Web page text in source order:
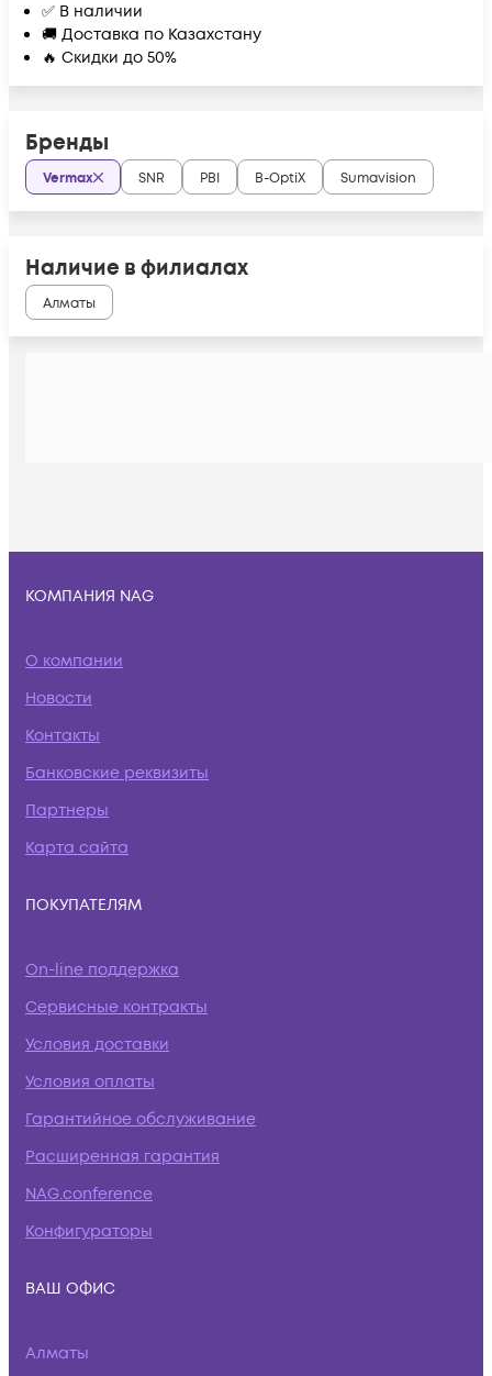
✅ В наличии
🚚 Доставка по Казахстану
🔥 Скидки до 50%
Бренды
Vermax SNR PBI B-OptiX Sumavision
Наличие в филиалах
Алматы
КОМПАНИЯ NAG
О компании
Новости
Контакты
Банковские реквизиты
Партнеры
Карта сайта
ПОКУПАТЕЛЯМ
On-line поддержка
Сервисные контракты
Условия доставки
Условия оплаты
Гарантийное обслуживание
Расширенная гарантия
NAG.conference
Конфигураторы
ВАШ ОФИС
Алматы